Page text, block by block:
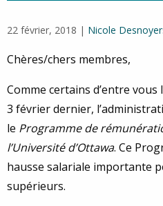
22 février, 2018 | Nicole
Chères/chers membres,
Comme certains d’entre
3 février dernier,
le Programme de
l’Université d’Ottawa. Ce
hausse salariale importante
supérieurs.